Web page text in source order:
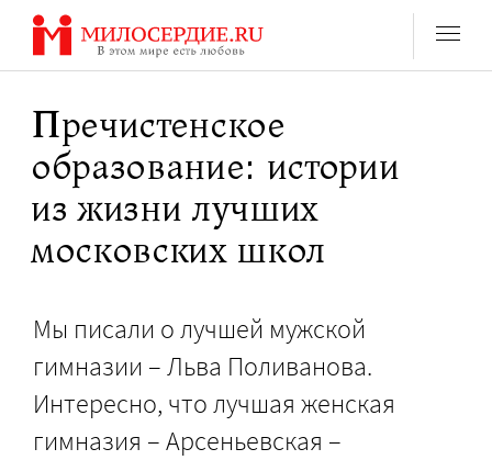
Перейти
содержанию
Пречистенское
образование: истории
из жизни лучших
московских школ
Мы писали о лучшей мужской
гимназии – Льва Поливанова.
Интересно, что лучшая женская
гимназия – Арсеньевская –